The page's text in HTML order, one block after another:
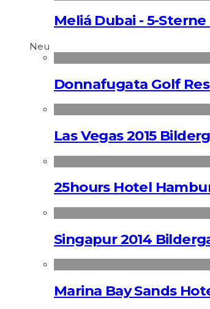
Meliá Dubai - 5-
Neu
Donnafugata Golf
Las Vegas 2015
25hours Hotel
Singapur 2014
Marina Bay Sands